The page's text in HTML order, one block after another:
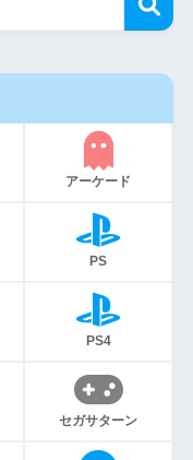
アーケード
PS
PS4
セガサターン